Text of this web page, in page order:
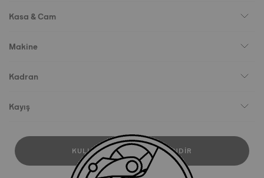
Kasa & Cam
Makine
Kadran
Kayış
KULLANICI KILAVUZUNU İNDIR